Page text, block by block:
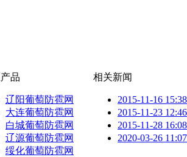
相关新闻
2015-11-16
2015-11-23
2015-11-28
2020-03-26
品
辽阳葡萄防雹网
大连葡萄防雹网
白城葡萄防雹网
辽源葡萄防雹网
绥化葡萄防雹网